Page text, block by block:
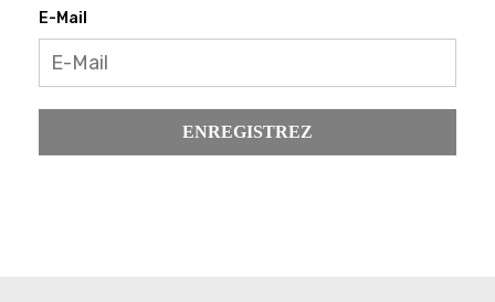
E-Mail
ENREGISTREZ